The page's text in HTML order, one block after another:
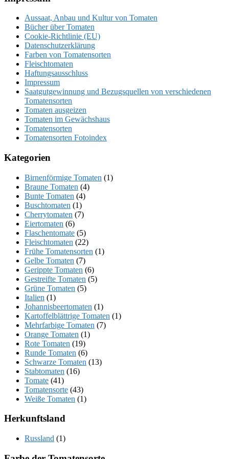
Aussaat, Anbau und Kultur von Tomaten
Bücher über Tomaten
Cookie-Richtlinie (EU)
Datenschutzerklärung
Farben von Tomatensorten
Fleischtomaten
Haftungsausschluss
Impressum
Saatgutgewinnung und Bezugsquellen von verschiedenen
Tomatensorten
Tomaten ausgeizen
Tomaten im Gewächshaus
Tomatensorten
Tomatensorten Fotoindex
Kategorien
Birnenförmige Tomaten (1)
Braune Tomaten (4)
Bunte Tomaten (4)
Buschtomaten (1)
Cherrytomaten (7)
Eiertomaten (6)
Flaschentomate (5)
Fleischtomaten (22)
Frühe Tomatensorten (1)
Gelbe Tomaten (7)
Gerippte Tomaten (6)
Gestreifte Tomaten (5)
Grüne Tomaten (5)
Italien (1)
Johannisbeertomaten (1)
Kartoffelblättrige Tomaten (1)
Mehrfarbige Tomaten (7)
Orange Tomaten (1)
Rote Tomaten (19)
Runde Tomaten (6)
Schwarze Tomaten (13)
Stabtomaten (16)
Tomate (41)
Tomatensorte (43)
Weiße Tomaten (1)
Herkunftsland
Russland (1)